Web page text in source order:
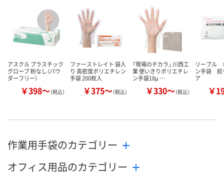
アスクル プラスチック
グローブ 粉なし（パウ
ダーフリー）
￥398～（税込）
ファーストレイト 袋入
り 高密度ポリエチレン
手袋 200枚入
￥375～（税込）
「現場のチカラ」 川西工
業 使いきりポリエチレ
ン手袋18μ …
￥330～（税込）
リーブル
ン手袋
ア
￥
作業用手袋のカテゴリー
オフィス用品のカテゴリー